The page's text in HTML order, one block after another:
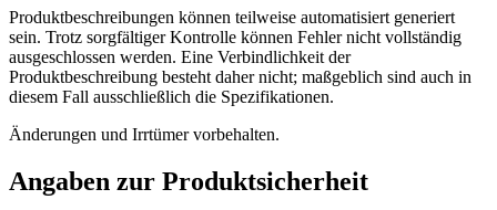
Produktbeschreibungen können teilweise automatisiert generiert
sein. Trotz sorgfältiger Kontrolle können Fehler nicht vollständig
ausgeschlossen werden. Eine Verbindlichkeit der
Produktbeschreibung besteht daher nicht; maßgeblich sind auch in
diesem Fall ausschließlich die Spezifikationen.
Änderungen und Irrtümer vorbehalten.
Angaben zur Produktsicherheit